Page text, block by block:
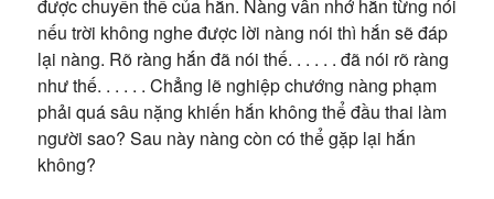
được chuyển thế của hắn. Nàng vẫn nhớ hắn từng nói
nếu trời không nghe được lời nàng nói thì hắn sẽ đáp
lại nàng. Rõ ràng hắn đã nói thế. . . . . . đã nói rõ ràng
như thế. . . . . . Chẳng lẽ nghiệp chướng nàng phạm
phải quá sâu nặng khiến hắn không thể đầu thai làm
người sao? Sau này nàng còn có thể gặp lại hắn
không?